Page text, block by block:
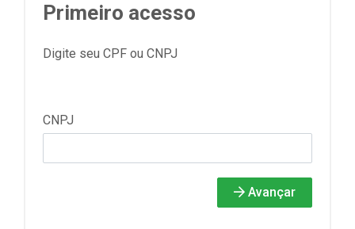
Primeiro acesso
Digite seu CPF ou CNPJ
CNPJ
Avançar